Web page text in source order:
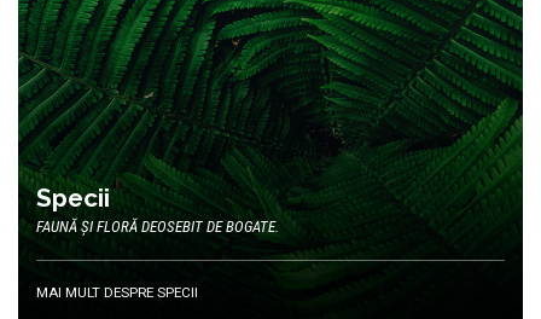
Specii
FAUNĂ ȘI FLORĂ DEOSEBIT DE BOGATE.
MAI MULT DESPRE SPECII